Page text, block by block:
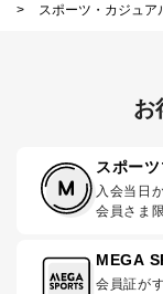
>
スポーツ・カジュア
お
スポー
入会当日
会員さま
MEGA
会員証が